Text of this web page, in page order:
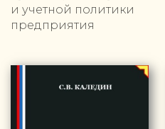
и учетной политики
предприятия